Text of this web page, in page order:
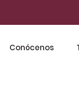
Conócenos